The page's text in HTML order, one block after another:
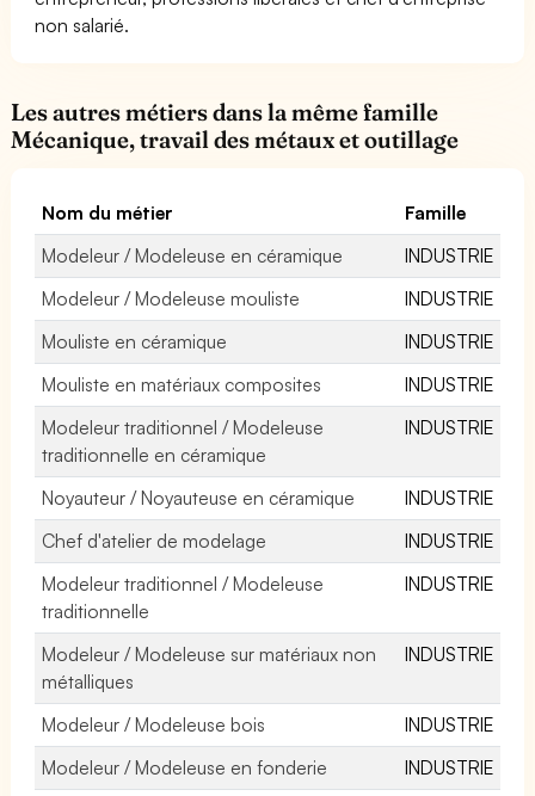
non salarié.
Les autres métiers dans la même famille
Mécanique, travail des métaux et outillage
Nom du métier
Famille
Modeleur / Modeleuse en céramique
INDUSTRIE
Modeleur / Modeleuse mouliste
INDUSTRIE
Mouliste en céramique
INDUSTRIE
Mouliste en matériaux composites
INDUSTRIE
Modeleur traditionnel / Modeleuse
traditionnelle en céramique
INDUSTRIE
Noyauteur / Noyauteuse en céramique
INDUSTRIE
Chef d'atelier de modelage
INDUSTRIE
Modeleur traditionnel / Modeleuse
traditionnelle
INDUSTRIE
Modeleur / Modeleuse sur matériaux non
métalliques
INDUSTRIE
Modeleur / Modeleuse bois
INDUSTRIE
Modeleur / Modeleuse en fonderie
INDUSTRIE